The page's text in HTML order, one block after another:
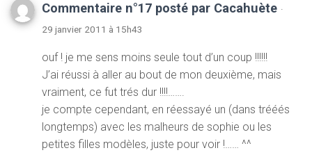
Commentaire n°17 posté par Cacahuète ·
29 janvier 2011 à 15h43
ouf ! je me sens moins seule tout d’un coup !!!!!!
J’ai réussi à aller au bout de mon deuxième, mais
vraiment, ce fut trés dur !!!!…….
je compte cependant, en réessayé un (dans trééés
longtemps) avec les malheurs de sophie ou les
petites filles modèles, juste pour voir !…… ^^